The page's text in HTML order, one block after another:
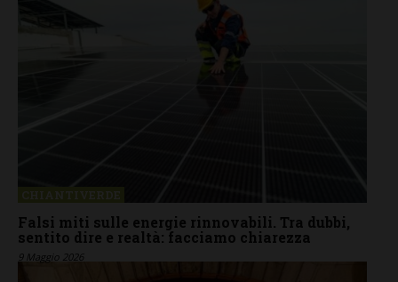
Falsi miti sulle energie rinnovabili. Tra dubbi,
sentito dire e realtà: facciamo chiarezza
9 Maggio 2026